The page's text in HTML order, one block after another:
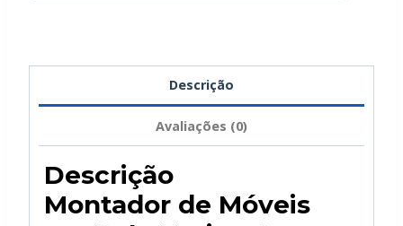
Descrição
Avaliações (0)
Descrição
Montador de Móveis